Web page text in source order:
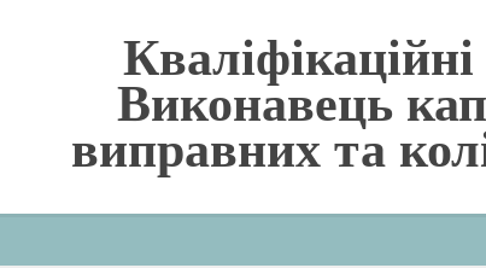
Виконавець
виправних та